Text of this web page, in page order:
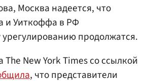
Москва надеется, что
и Уиткоффа в РФ
продолжатся.
The New York Times со ссылкой
, что представители